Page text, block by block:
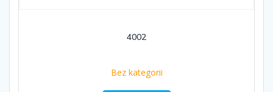
4002
Bez kategorii